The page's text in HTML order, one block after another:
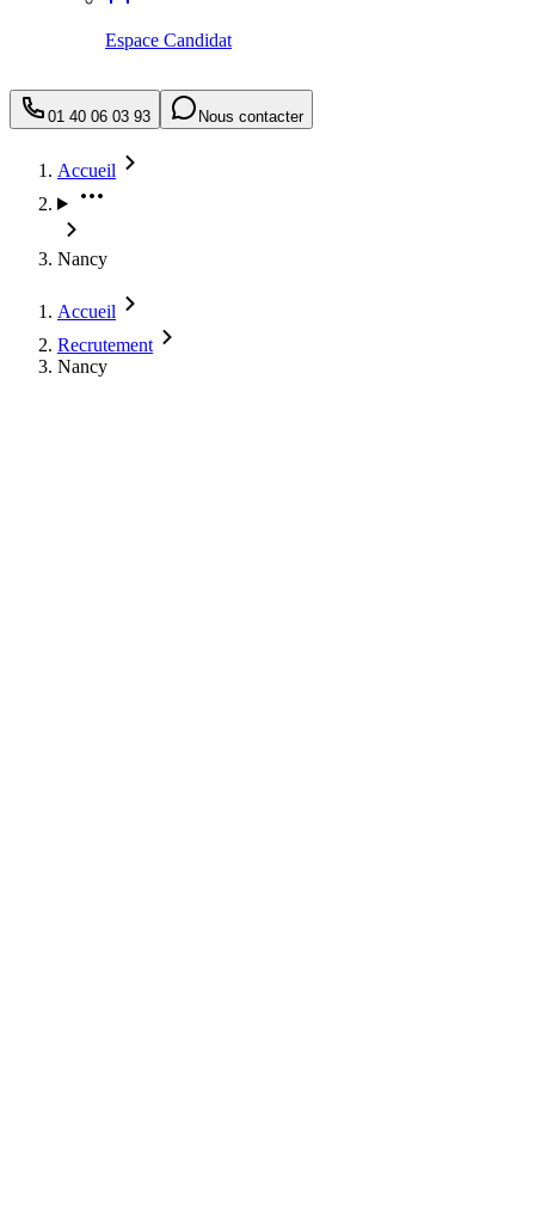
Espace Candidat
01 40 06 03 93 Nous contacter
Accueil
Nancy
Accueil
Recrutement
Nancy